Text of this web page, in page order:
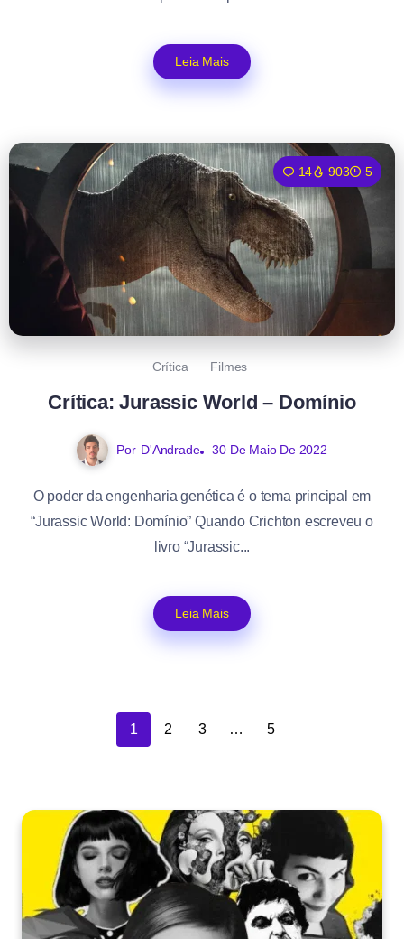
Leia Mais
14 903 5
Crítica Filmes
Crítica: Jurassic World – Domínio
Por D'Andrade 30 De Maio De 2022
O poder da engenharia genética é o tema principal em
“Jurassic World: Domínio” Quando Crichton escreveu o
livro “Jurassic...
Leia Mais
1 2 3 … 5